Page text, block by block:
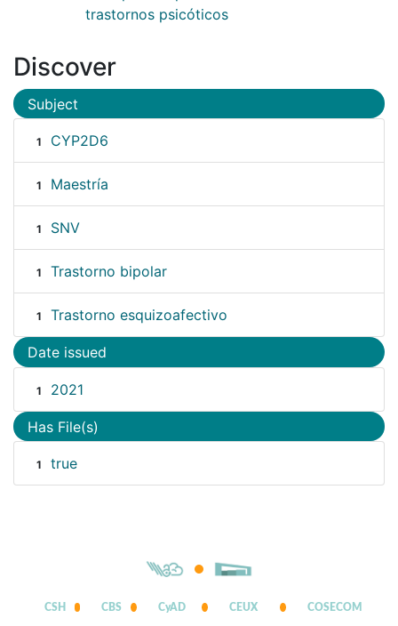
trastornos psicóticos
Discover
Subject
1 CYP2D6
1 Maestría
1 SNV
1 Trastorno bipolar
1 Trastorno esquizoafectivo
Date issued
1 2021
Has File(s)
1 true
CSH CBS CyAD CEUX COSECOM